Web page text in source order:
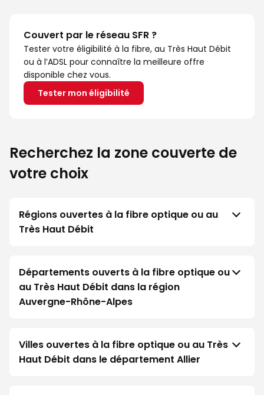
Couvert par le réseau SFR ?
Tester votre éligibilité à la fibre, au Très Haut Débit
ou à l’ADSL pour connaître la meilleure offre
disponible chez vous.
Tester mon éligibilité
Recherchez la zone couverte de
votre choix
Régions ouvertes à la fibre optique ou au
Très Haut Débit
Départements ouverts à la fibre optique ou
au Très Haut Débit dans la région
Auvergne-Rhône-Alpes
Villes ouvertes à la fibre optique ou au Très
Haut Débit dans le département Allier